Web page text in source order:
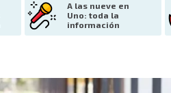
A las nueve en
Uno: toda la
información